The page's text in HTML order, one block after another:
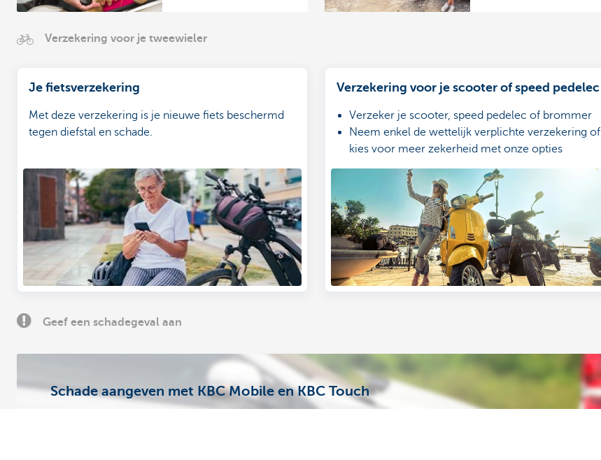
Verzekering voor je tweewieler
Je fietsverzekering
Met deze verzekering is je nieuwe fiets beschermd
tegen diefstal en schade.
Verzekering voor je scooter of speed pedelec
Verzeker je scooter, speed pedelec of brommer
Neem enkel de wettelijk verplichte verzekering of
kies voor meer zekerheid met onze opties
Geef een schadegeval aan
Schade aangeven met KBC Mobile en KBC Touch